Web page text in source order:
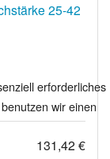
25-42
131,42 €
erforderliches
wir einen